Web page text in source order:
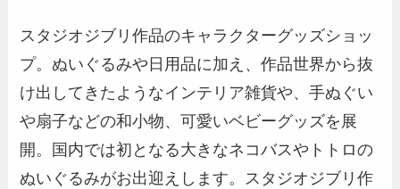
スタジオジブリ作品のキャラクターグッズショッ
プ。ぬいぐるみや日用品に加え、作品世界から抜
け出してきたようなインテリア雑貨や、手ぬぐい
や扇子などの和小物、可愛いベビーグッズを展
開。国内では初となる大きなネコバスやトトロの
ぬいぐるみがお出迎えします。スタジオジブリ作